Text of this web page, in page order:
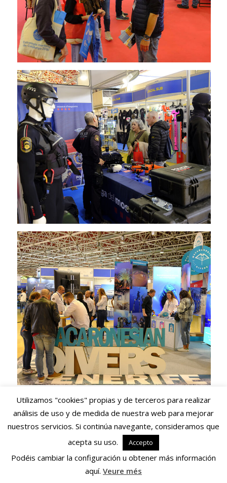
Utilizamos "cookies" propias y de terceros para realizar
análisis de uso y de medida de nuestra web para mejorar
nuestros servicios. Si continúa navegante, consideramos que
acepta su uso.
Accepto
Podéis cambiar la configuración u obtener más información
aquí. Veure més